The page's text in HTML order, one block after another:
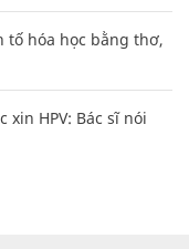
tố hóa học bằng thơ,
HPV: Bác sĩ nói